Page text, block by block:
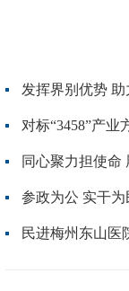
发挥界别优势
对标“3458”产
同心聚力担使命
参政为公 实干为
民进梅州东山医